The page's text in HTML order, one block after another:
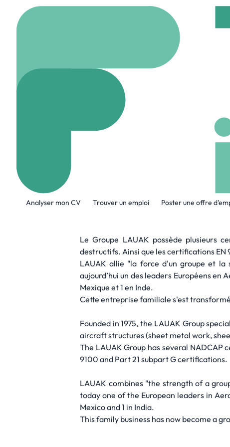
Analyser mon CV Trouver un emploi Poster une offre
LAUAK
Créé en 1975, le Groupe LAUAK est
ensembles et des structures d’aéronefs
Le Groupe LAUAK possède plusieurs
destructifs. Ainsi que les certifications EN
LAUAK allie "la force d'un groupe et la
aujourd’hui un des leaders Européens en
Mexique et 1 en Inde.
Cette entreprise familiale s'est
Founded in 1975, the LAUAK Group
aircraft structures (sheet metal work,
The LAUAK Group has several
9100 and Part 21 subpart G certifications.
LAUAK combines "the strength of a
today one of the European leaders in
Mexico and 1 in India.
This family business has now become a